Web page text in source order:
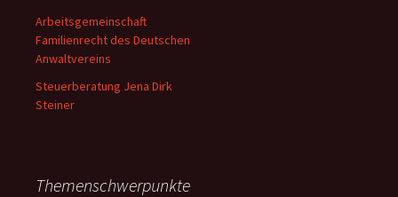
Arbeitsgemeinschaft
Familienrecht des Deutschen
Anwaltvereins
Steuerberatung Jena Dirk
Steiner
Themenschwerpunkte